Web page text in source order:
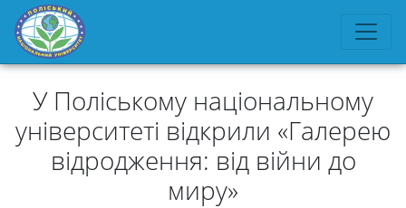
У Поліському національному
університеті відкрили «Галерею
відродження: від війни до
миру»